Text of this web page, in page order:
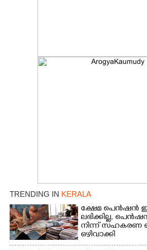
TRENDING IN KERALA
ക്ഷേമ പെൻഷൻ
ലഭിക്കില്ല,​
നിന്ന് സഹകരണ
ഒഴിവാക്കി